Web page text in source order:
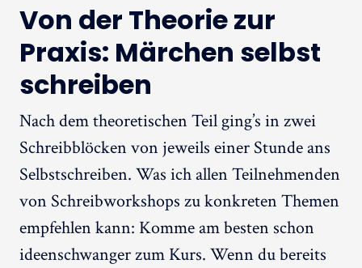
Von der Theorie zur
Praxis: Märchen selbst
schreiben
Nach dem theoretischen Teil ging’s in zwei
Schreibblöcken von jeweils einer Stunde ans
Selbstschreiben. Was ich allen Teilnehmenden
von Schreibworkshops zu konkreten Themen
empfehlen kann: Komme am besten schon
ideenschwanger zum Kurs. Wenn du bereits